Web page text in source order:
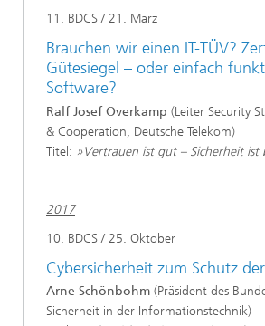
11. BDCS / 21. März
Brauchen wir einen IT-TÜV?
Gütesiegel – oder einfach
Software?
Ralf Josef Overkamp (Leiter Security
& Cooperation, Deutsche Telekom)
Titel: »Vertrauen ist gut – Sicherheit ist
2017
10. BDCS / 25. Oktober
Cybersicherheit zum Schutz
Arne Schönbohm (Präsident des
Sicherheit in der Informationstechnik)